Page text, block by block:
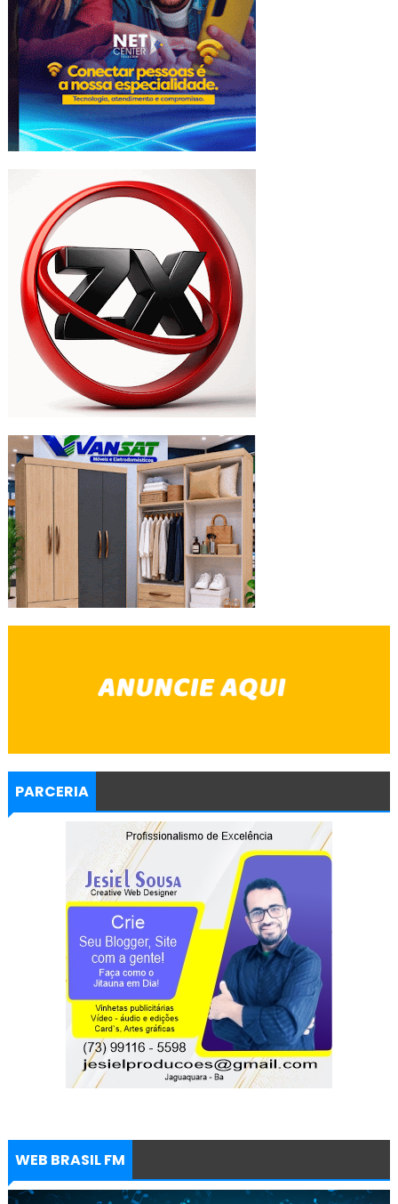
PARCERIA
WEB BRASIL FM